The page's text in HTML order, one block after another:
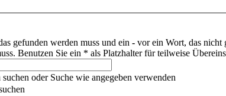
gefunden werden muss und ein - vor ein Wort, das nicht
Benutzen Sie ein * als Platzhalter für teilweise
oder Suche wie angegeben verwenden